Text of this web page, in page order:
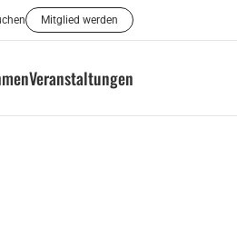
Mitglied werden
Veranstaltungen